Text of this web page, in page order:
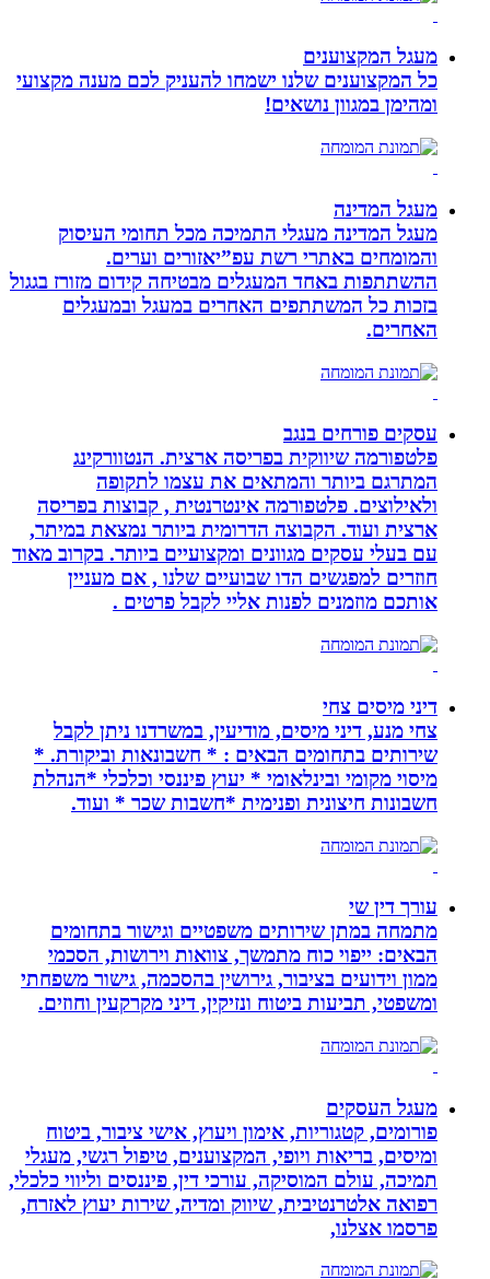
מעגל המקצוענים
כל המקצוענים שלנו ישמחו להעניק לכם מענה מקצועי
ומהימן במגוון נושאים!
מעגל המדינה
מעגל המדינה מעגלי התמיכה מכל תחומי העיסוק
והמומחים באתרי רשת עפ”יאזורים וערים.
ההשתתפות באחד המעגלים מבטיחה קידום מזורז בגגול
בזכות כל המשתתפים האחרים במעגל ובמעגלים
האחרים.
עסקים פורחים בנגב
פלטפורמה שיווקית בפריסה ארצית. הנטוורקינג
המתרגם ביותר והמתאים את עצמו לתקופה
ולאילוצים. פלטפורמה אינטרנטית , קבוצות בפריסה
ארצית ועוד. הקבוצה הדרומית ביותר נמצאת במיתר,
עם בעלי עסקים מגוונים ומקצועיים ביותר. בקרוב מאוד
חוזרים למפגשים הדו שבועיים שלנו , אם מעניין
אותכם מוזמנים לפנות אליי לקבל פרטים .
דיני מיסים צחי
צחי מנע, דיני מיסים, מודיעין, במשרדנו ניתן לקבל
שירותים בתחומים הבאים : * חשבונאות וביקורת. *
מיסוי מקומי ובינלאומי * יעוץ פיננסי וכלכלי *הנהלת
חשבונות חיצונית ופנימית *חשבות שכר * ועוד.
עורך דין שי
מתמחה במתן שירותים משפטיים וגישור בתחומים
הבאים: ייפוי כוח מתמשך, צוואות וירושות, הסכמי
ממון וידועים בציבור, גירושין בהסכמה, גישור משפחתי
ומשפטי, תביעות ביטוח ונזיקין, דיני מקרקעין וחוזים.
מעגל העסקים
פורומים, קטגוריות, אימון ויעוץ, אישי ציבור, ביטוח
ומיסים, בריאות ויופי, המקצוענים, טיפול רגשי, מעגלי
תמיכה, עולם המוסיקה, עורכי דין, פיננסים וליווי כלכלי,
רפואה אלטרנטיבית, שיווק ומדיה, שירות יעוץ לאזרח,
פרסמו אצלנו,